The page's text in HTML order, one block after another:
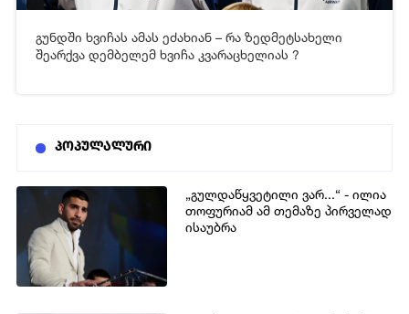
[xfgiven_video2][/xfgiven_video2]
გუნდში ხვიჩას ამას ეძახიან – რა ზედმეტსახელი
შეარქვა დემბელემ ხვიჩა კვარაცხელიას ?
პოპულალური
„გულდაწყვეტილი ვარ...“ - ილია
თოფურიამ ამ თემაზე პირველად
ისაუბრა